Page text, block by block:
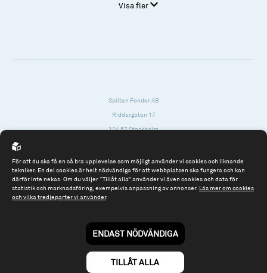
Visa fler
Spiltan Fonder AB
Riddargatan 17
114 57 Stockholm
Tel: 08 - 545 813 40
Till spiltan.se
© 2026 - Spiltan Fonder AB
By Sphinxly
För att du ska få en så bra upplevelse som möjligt använder vi cookies och liknande
tekniker. En del cookies är helt nödvändiga för att webbplatsen ska fungera och kan
därför inte nekas. Om du väljer “Tillåt alla” använder vi även cookies och data för
statistik och marknadsföring, exempelvis anpassning av annonser. Läs mer om cookies
och vilka tredjeparter vi använder.
ENDAST NÖDVÄNDIGA
TILLÅT ALLA